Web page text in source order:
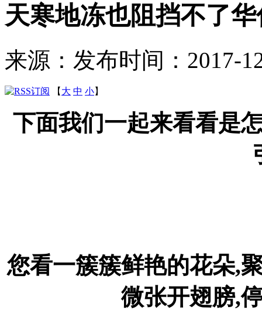
天寒地冻也阻挡不了
来源： 发布时间：2017-
【 大 中 小】
下面我们一起来看看是
您看一簇簇鲜艳的花朵,
微张开翅膀,